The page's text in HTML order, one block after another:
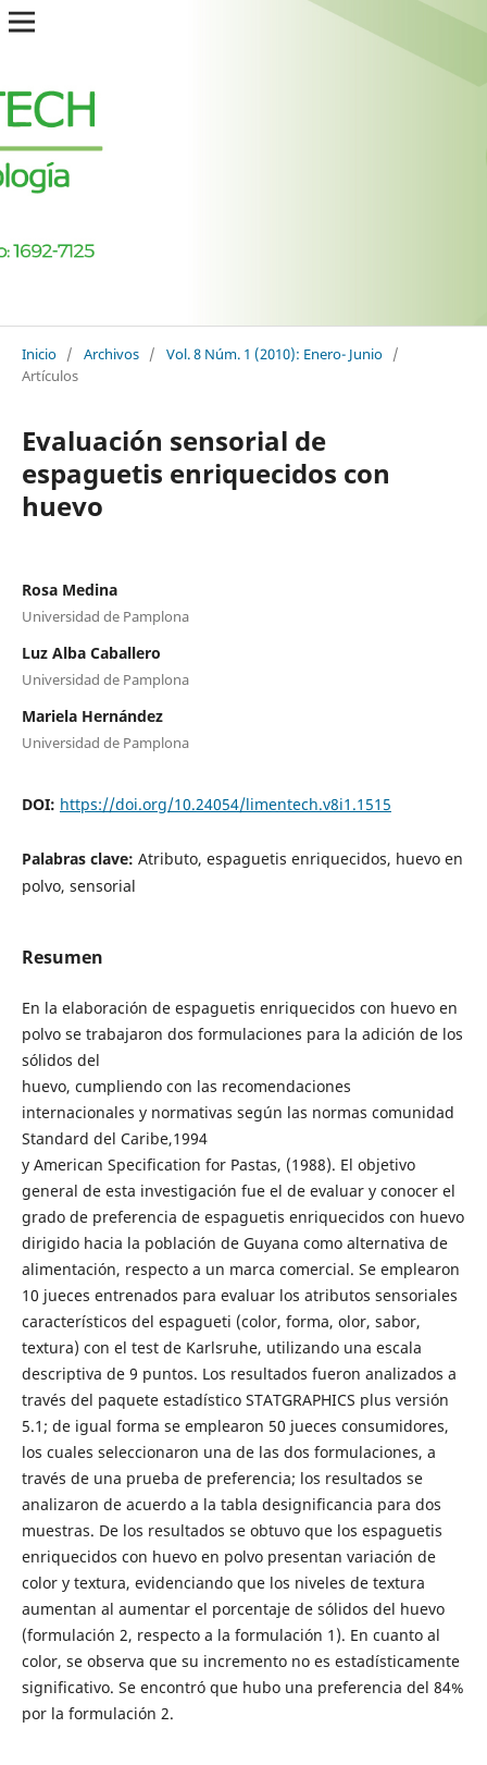
Inicio / Archivos / Vol. 8 Núm. 1 (2010): Enero- Junio /
Artículos
Evaluación sensorial de
espaguetis enriquecidos con
huevo
Rosa Medina
Universidad de Pamplona
Luz Alba Caballero
Universidad de Pamplona
Mariela Hernández
Universidad de Pamplona
DOI: https://doi.org/10.24054/limentech.v8i1.1515
Palabras clave: Atributo, espaguetis enriquecidos, huevo en
polvo, sensorial
Resumen
En la elaboración de espaguetis enriquecidos con huevo en
polvo se trabajaron dos formulaciones para la adición de los
sólidos del
huevo, cumpliendo con las recomendaciones
internacionales y normativas según las normas comunidad
Standard del Caribe,1994
y American Specification for Pastas, (1988). El objetivo
general de esta investigación fue el de evaluar y conocer el
grado de preferencia de espaguetis enriquecidos con huevo
dirigido hacia la población de Guyana como alternativa de
alimentación, respecto a un marca comercial. Se emplearon
10 jueces entrenados para evaluar los atributos sensoriales
característicos del espagueti (color, forma, olor, sabor,
textura) con el test de Karlsruhe, utilizando una escala
descriptiva de 9 puntos. Los resultados fueron analizados a
través del paquete estadístico STATGRAPHICS plus versión
5.1; de igual forma se emplearon 50 jueces consumidores,
los cuales seleccionaron una de las dos formulaciones, a
través de una prueba de preferencia; los resultados se
analizaron de acuerdo a la tabla designificancia para dos
muestras. De los resultados se obtuvo que los espaguetis
enriquecidos con huevo en polvo presentan variación de
color y textura, evidenciando que los niveles de textura
aumentan al aumentar el porcentaje de sólidos del huevo
(formulación 2, respecto a la formulación 1). En cuanto al
color, se observa que su incremento no es estadísticamente
significativo. Se encontró que hubo una preferencia del 84%
por la formulación 2.